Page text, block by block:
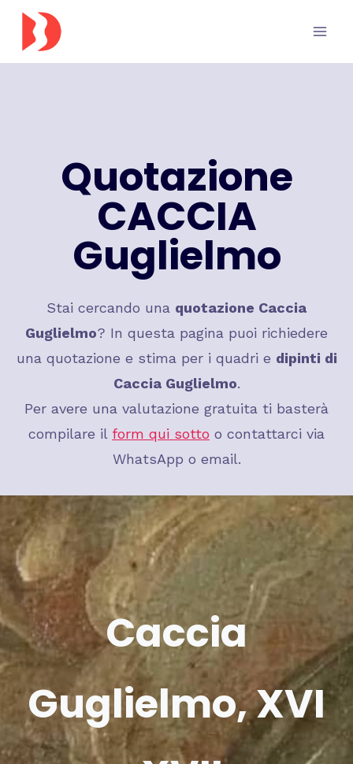
Salta
contenuto
Quotazione
CACCIA
Guglielmo
Stai cercando una quotazione Caccia
Guglielmo? In questa pagina puoi richiedere
una quotazione e stima per i quadri e dipinti di
Caccia Guglielmo.
Per avere una valutazione gratuita ti basterà
compilare il form qui sotto o contattarci via
WhatsApp o email.
Caccia
Guglielmo,XVI